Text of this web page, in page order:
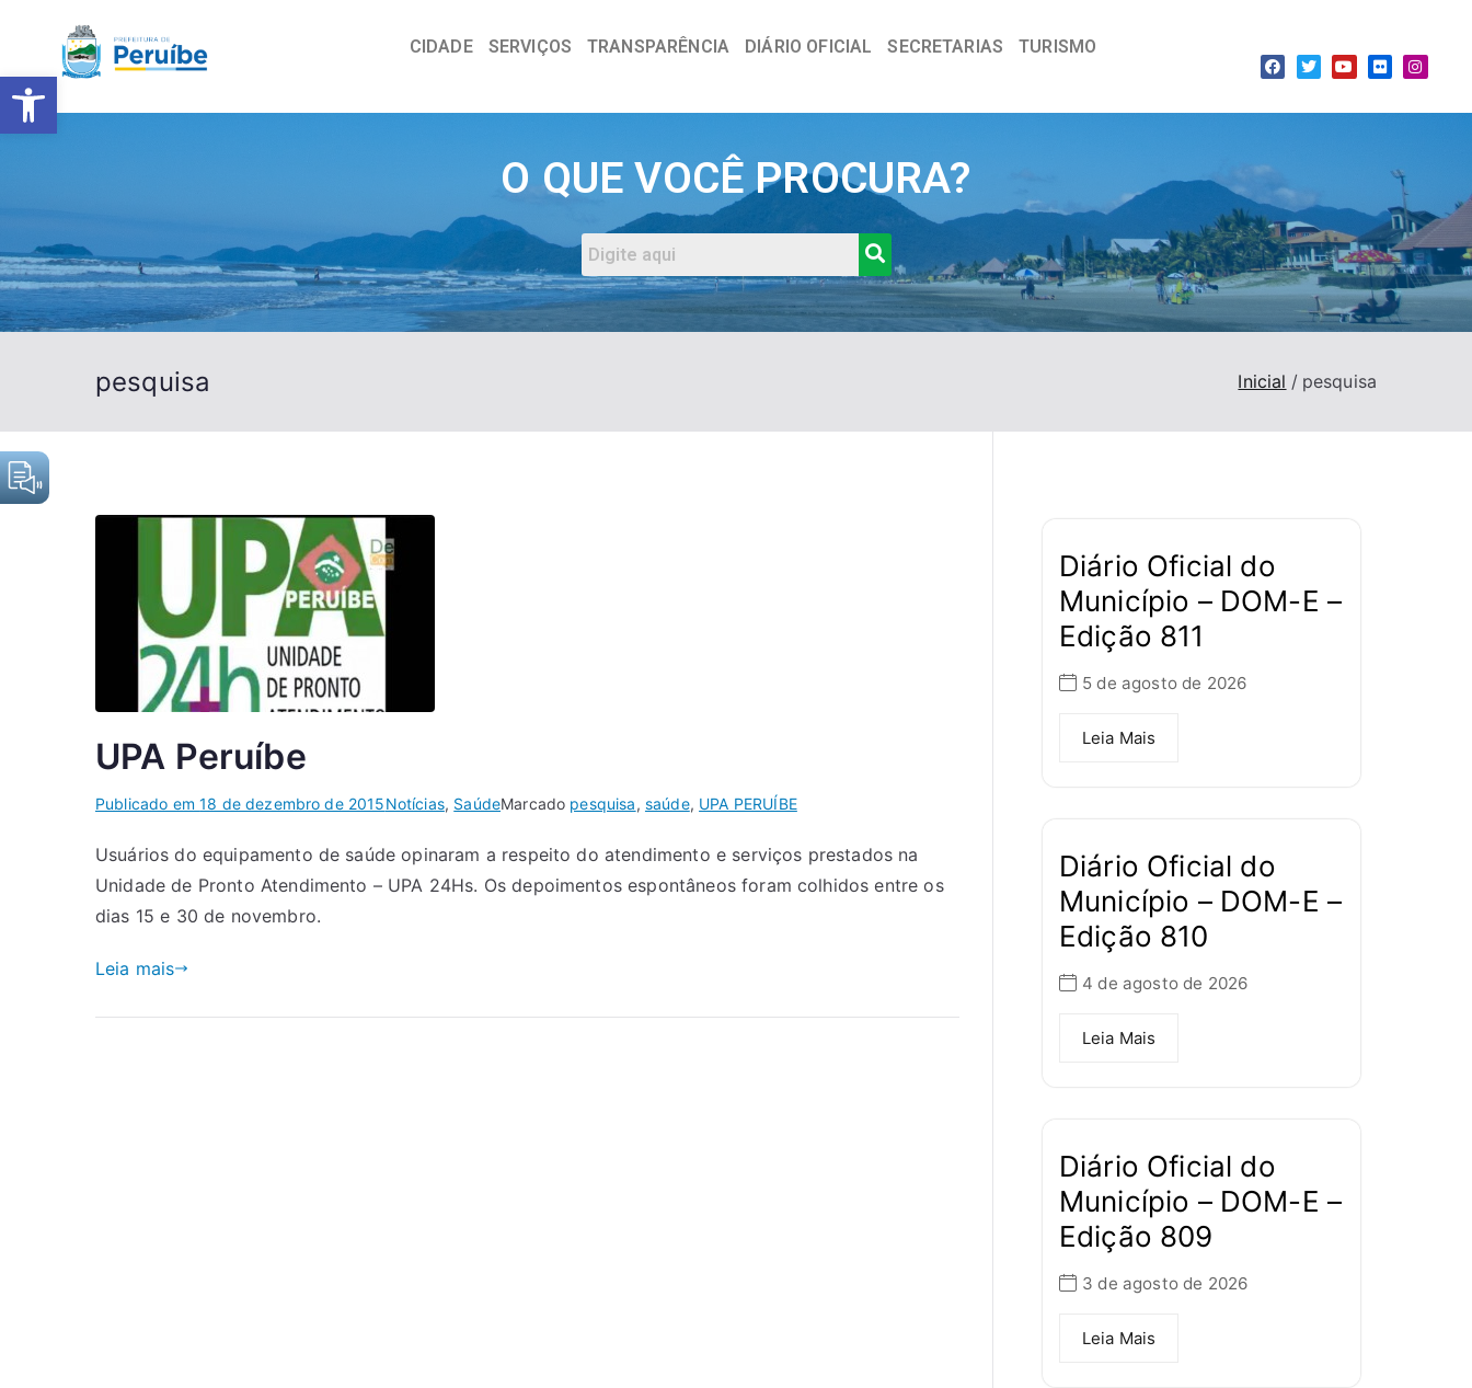
Barra de Ferramentas Aberta
CIDADE SERVIÇOS TRANSPARÊNCIA DIÁRIO OFICIAL SECRETARIAS TURISMO
O QUE VOCÊ PROCURA?
pesquisa Inicial pesquisa
UPA Peruíbe
Publicado em18 de dezembro de 2015Notícias, SaúdeMarcado pesquisa, saúde, UPA PERUÍBE
Usuários do equipamento de saúde opinaram a respeito do atendimento e serviços prestados na
Unidade de Pronto Atendimento – UPA 24Hs. Os depoimentos espontâneos foram colhidos entre os
dias 15 e 30 de novembro.
Leia mais
Diário Oficial do
Município – DOM-E –
Edição 811
5 de agosto de 2026
Leia Mais
Diário Oficial do
Município – DOM-E –
Edição 810
4 de agosto de 2026
Leia Mais
Diário Oficial do
Município – DOM-E –
Edição 809
3 de agosto de 2026
Leia Mais